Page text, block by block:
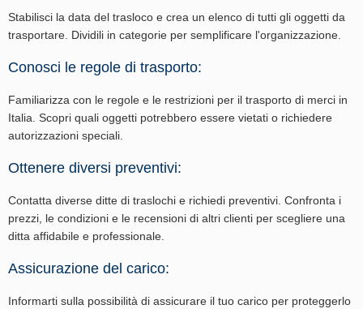
Stabilisci la data del trasloco e crea un elenco di tutti gli oggetti da
trasportare. Dividili in categorie per semplificare l'organizzazione.
Conosci le regole di trasporto:
Familiarizza con le regole e le restrizioni per il trasporto di merci in
Italia. Scopri quali oggetti potrebbero essere vietati o richiedere
autorizzazioni speciali.
Ottenere diversi preventivi:
Contatta diverse ditte di traslochi e richiedi preventivi. Confronta i
prezzi, le condizioni e le recensioni di altri clienti per scegliere una
ditta affidabile e professionale.
Assicurazione del carico:
Informarti sulla possibilità di assicurare il tuo carico per proteggerlo